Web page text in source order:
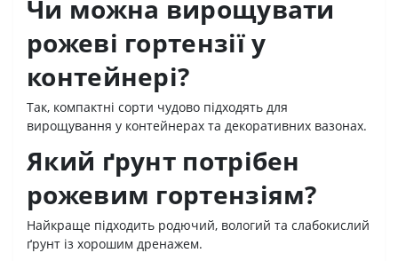
Чи можна вирощувати
рожеві гортензії у
контейнері?
Так, компактні сорти чудово підходять для
вирощування у контейнерах та декоративних вазонах.
Який ґрунт потрібен
рожевим гортензіям?
Найкраще підходить родючий, вологий та слабокислий
ґрунт із хорошим дренажем.